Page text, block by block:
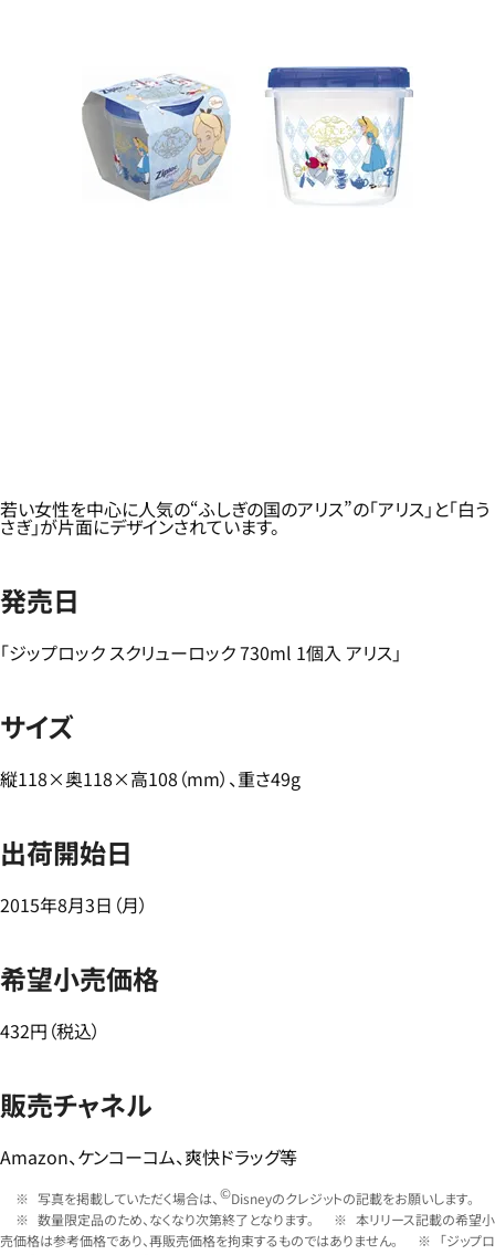
若い女性を中心に人気の“ふしぎの国のアリス”の「アリス」と「白う
さぎ」が片面にデザインされています。
発売日
「ジップロック スクリューロック 730ml 1個入 アリス」
サイズ
縦118×奥118×高108（mm）、重さ49g
出荷開始日
2015年8月3日（月）
希望小売価格
432円（税込）
販売チャネル
Amazon、ケンコーコム、爽快ドラッグ等
写真を掲載していただく場合は、 ©Disneyのクレジットの記載をお願いします。
数量限定品のため、なくなり次第終了となります。
本リリース記載の希望小
売価格は参考価格であり、再販売価格を拘束するものではありません。
「ジップロ